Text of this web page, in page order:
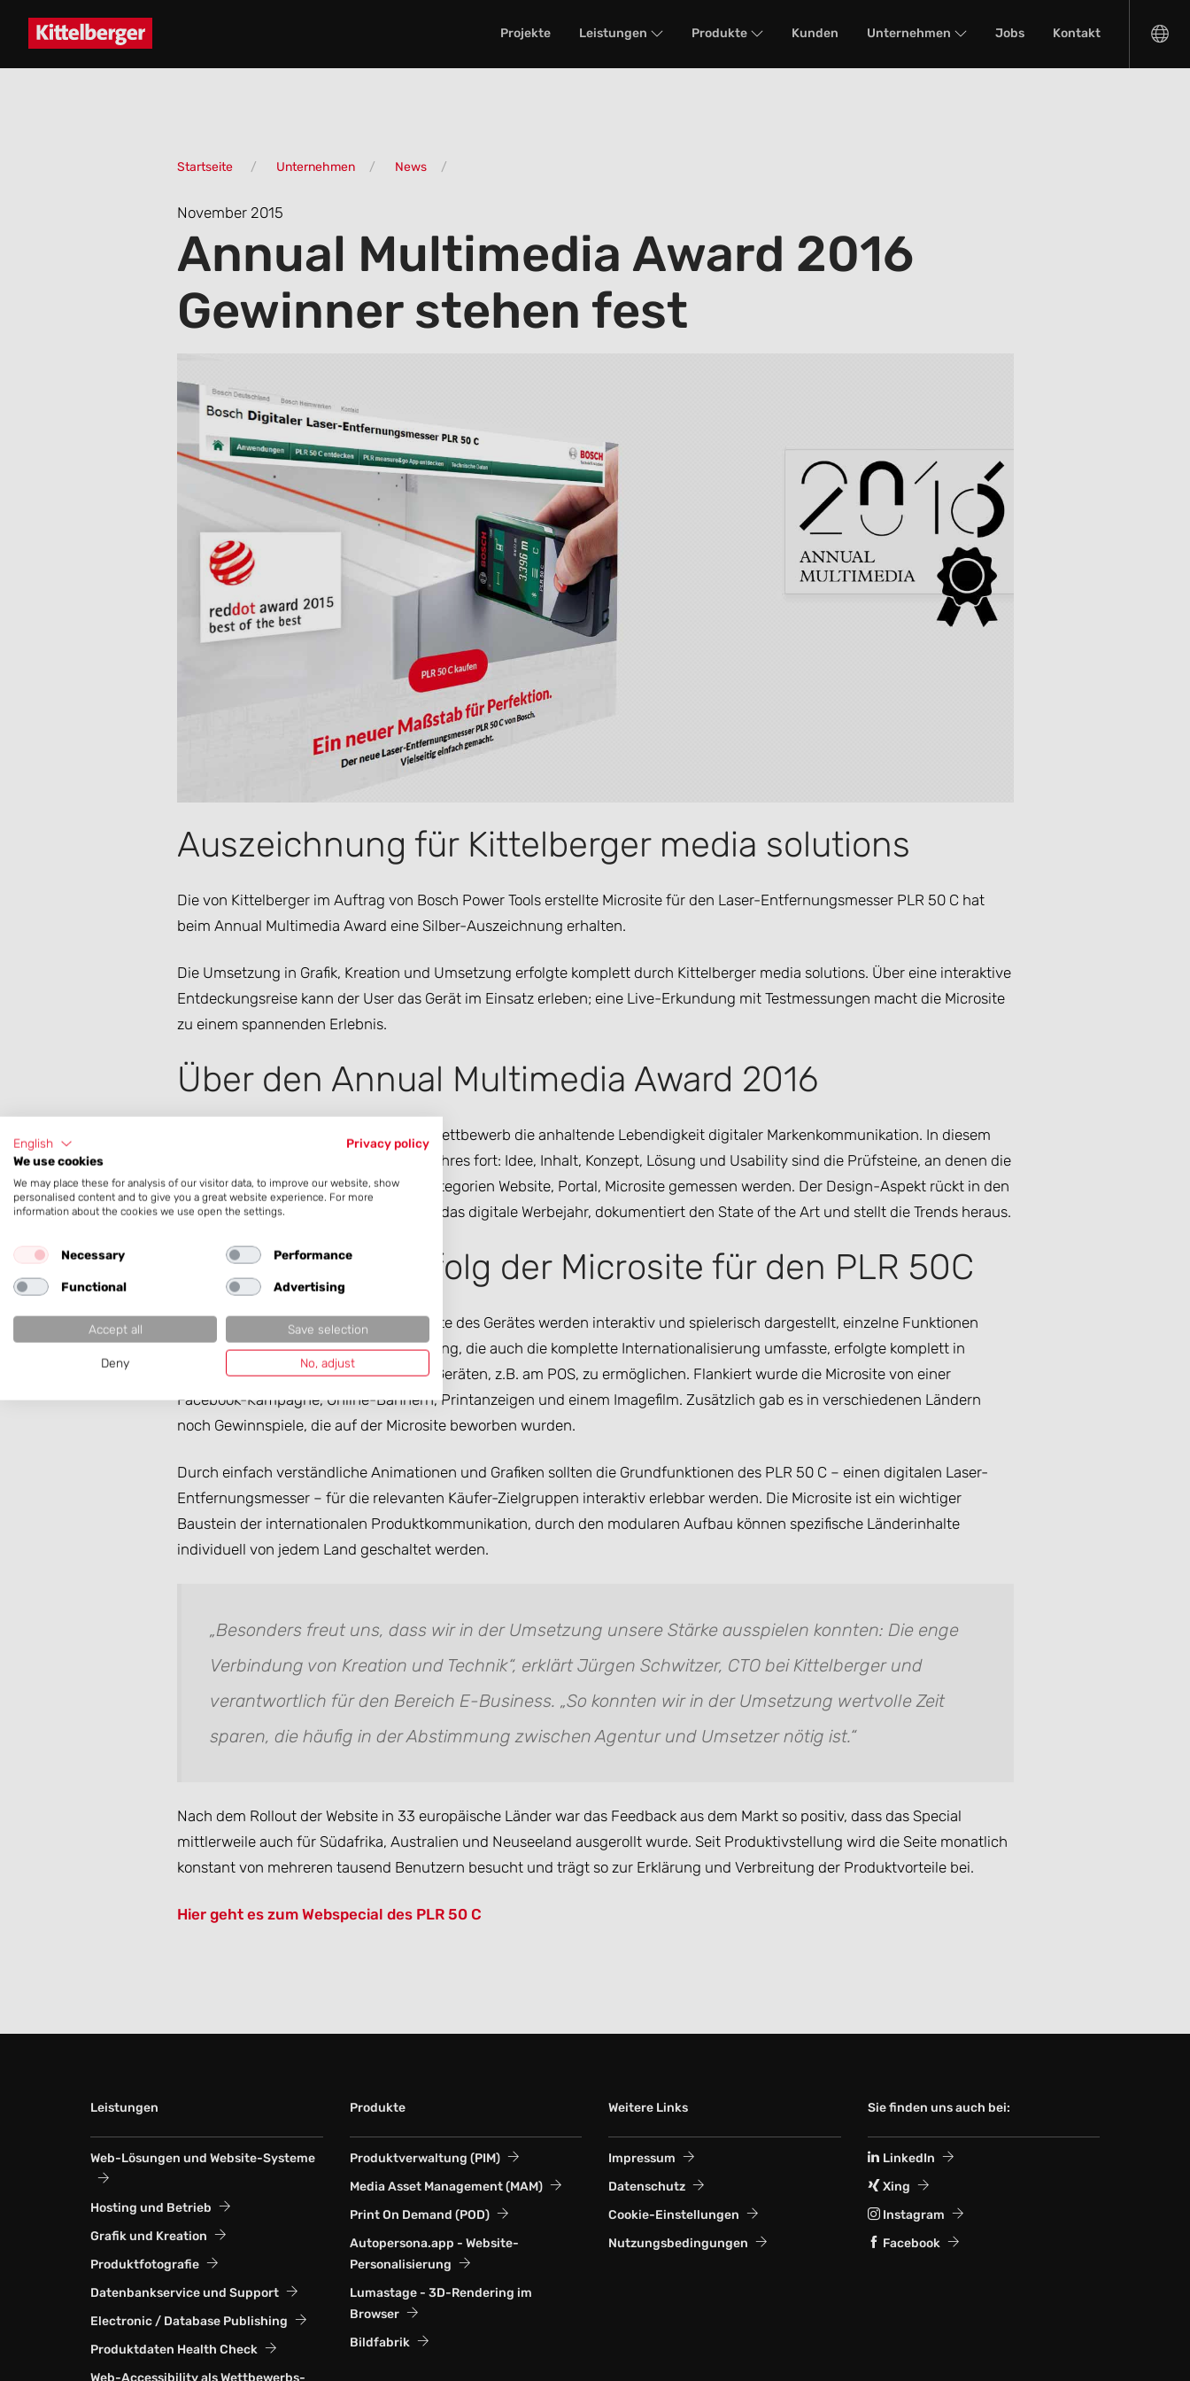
Projekte Leistungen Produkte Kunden Unternehmen Jobs Kontakt
Startseite Unternehmen News
November 2015
Annual Multimedia Award 2016
Gewinner stehen fest
Auszeichnung für Kittelberger media solutions
Die von Kittelberger im Auftrag von Bosch Power Tools erstellte Microsite für den Laser-Entfernungsmesser PLR 50 C hat
beim Annual Multimedia Award eine Silber-Auszeichnung erhalten.
Die Umsetzung in Grafik, Kreation und Umsetzung erfolgte komplett durch Kittelberger media solutions. Über eine interaktive
Entdeckungsreise kann der User das Gerät im Einsatz erleben; eine Live-Erkundung mit Testmessungen macht die Microsite
zu einem spannenden Erlebnis.
Über den Annual Multimedia Award 2016
Seit seiner Gründung 1996 belegt der Wettbewerb die anhaltende Lebendigkeit digitaler Markenkommunikation. In diesem
Jahr setzt sich der Trend des letzten Jahres fort: Idee, Inhalt, Konzept, Lösung und Usability sind die Prüfsteine, an denen die
immer noch stärksten Einreichungs-Kategorien Website, Portal, Microsite gemessen werden. Der Design-Aspekt rückt in den
Hintergrund. Der Wettbewerb illustriert das digitale Werbejahr, dokumentiert den State of the Art und stellt die Trends heraus.
Über Ziel und Erfolg der Microsite für den PLR 50C
Die Funktionen und Anwendungsgebiete des Gerätes werden interaktiv und spielerisch dargestellt, einzelne Funktionen
können simuliert werden. Die Realisierung, die auch die komplette Internationalisierung umfasste, erfolgte komplett in
HTML5, um auch die Nutzung mit iOS-Geräten, z.B. am POS, zu ermöglichen. Flankiert wurde die Microsite von einer
Facebook-Kampagne, Online-Bannern, Printanzeigen und einem Imagefilm. Zusätzlich gab es in verschiedenen Ländern
noch Gewinnspiele, die auf der Microsite beworben wurden.
Durch einfach verständliche Animationen und Grafiken sollten die Grundfunktionen des PLR 50 C – einen digitalen Laser-
Entfernungsmesser – für die relevanten Käufer-Zielgruppen interaktiv erlebbar werden. Die Microsite ist ein wichtiger
Baustein der internationalen Produktkommunikation, durch den modularen Aufbau können spezifische Länderinhalte
individuell von jedem Land geschaltet werden.
„Besonders freut uns, dass wir in der Umsetzung unsere Stärke ausspielen konnten: Die enge
Verbindung von Kreation und Technik“, erklärt Jürgen Schwitzer, CTO bei Kittelberger und
verantwortlich für den Bereich E-Business. „So konnten wir in der Umsetzung wertvolle Zeit
sparen, die häufig in der Abstimmung zwischen Agentur und Umsetzer nötig ist.“
Nach dem Rollout der Website in 33 europäische Länder war das Feedback aus dem Markt so positiv, dass das Special
mittlerweile auch für Südafrika, Australien und Neuseeland ausgerollt wurde. Seit Produktivstellung wird die Seite monatlich
konstant von mehreren tausend Benutzern besucht und trägt so zur Erklärung und Verbreitung der Produktvorteile bei.
Hier geht es zum Webspecial des PLR 50 C
Leistungen
Web-Lösungen und Website-Systeme
Hosting und Betrieb
Grafik und Kreation
Produktfotografie
Datenbankservice und Support
Electronic / Database Publishing
Produktdaten Health Check
Web-Accessi­bility als Wett­bewerbs­
Produkte
Produktverwaltung (PIM)
Media Asset Management (MAM)
Print On Demand (POD)
Autopersona.app - Website-
Personalisierung
Lumastage - 3D-Rendering im
Browser
Bildfabrik
Weitere Links
Impressum
Datenschutz
Cookie-Einstellungen
Nutzungsbedingungen
Sie finden uns auch bei:
LinkedIn
Xing
Instagram
Facebook
English
Privacy policy
We use cookies
We may place these for analysis of our visitor data, to improve our website, show
personalised content and to give you a great website experience. For more
information about the cookies we use open the settings.
Necessary Performance
Functional Advertising
Accept all Save selection
Deny No, adjust